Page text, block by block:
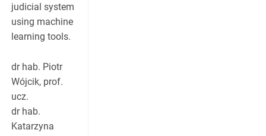
judicial system
using machine
learning tools.
dr hab. Piotr
Wójcik, prof.
ucz.
dr hab.
Katarzyna